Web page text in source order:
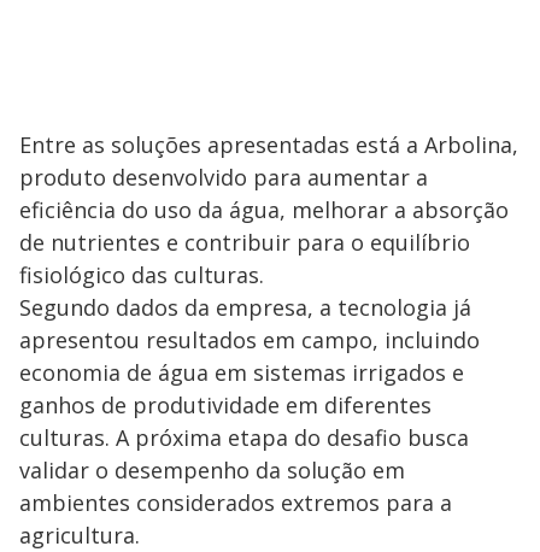
Entre as soluções apresentadas está a Arbolina,
produto desenvolvido para aumentar a
eficiência do uso da água, melhorar a absorção
de nutrientes e contribuir para o equilíbrio
fisiológico das culturas.
Segundo dados da empresa, a tecnologia já
apresentou resultados em campo, incluindo
economia de água em sistemas irrigados e
ganhos de produtividade em diferentes
culturas. A próxima etapa do desafio busca
validar o desempenho da solução em
ambientes considerados extremos para a
agricultura.